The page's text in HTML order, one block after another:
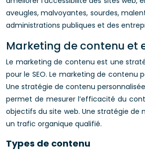
aveugles, malvoyantes, sourdes,
administrations publiques et des
Marketing de contenu et
Le marketing de contenu est une
pour le SEO. Le marketing de contenu
Une stratégie de contenu
permet de mesurer l’efficacité du
objectifs du site web. Une stratégie
un trafic organique qualifié.
Types de contenu